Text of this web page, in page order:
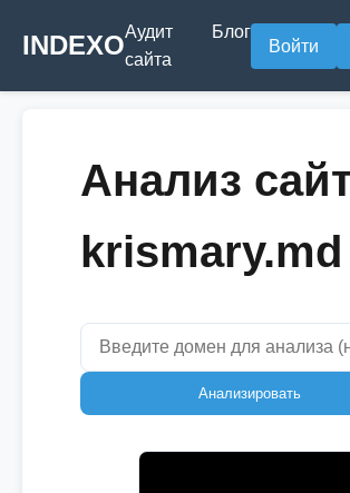
INDEXOАудит
сайта
Блог
Войти
Анализ
krismary.md
Анализировать